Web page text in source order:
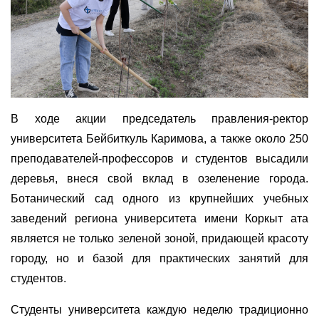
В ходе акции председатель правления-ректор
университета Бейбиткуль Каримова, а также около 250
преподавателей-профессоров и студентов высадили
деревья, внеся свой вклад в озеленение города.
Ботанический сад одного из крупнейших учебных
заведений региона университета имени Коркыт ата
является не только зеленой зоной, придающей красоту
городу, но и базой для практических занятий для
студентов.
Студенты университета каждую неделю традиционно